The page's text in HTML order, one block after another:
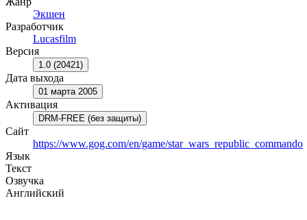
Экшен
Разработчик
Lucasfilm
Версия
1.0 (20421)
Дата выхода
01 марта 2005
Активация
DRM-FREE (без защиты)
Сайт
https://www.gog.com/en/game/star_wars_republic_commando
Язык
Текст
Озвучка
Английский